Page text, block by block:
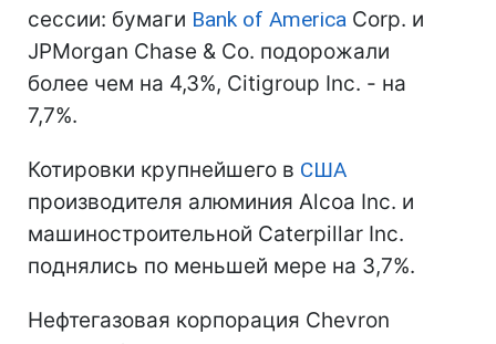
сессии: бумаги Bank of America Corp. и
JPMorgan Chase & Co. подорожали
более чем на 4,3%, Citigroup Inc. - на
7,7%.
Котировки крупнейшего в США
производителя алюминия Alcoa Inc. и
машиностроительной Caterpillar Inc.
поднялись по меньшей мере на 3,7%.
Нефтегазовая корпорация Chevron